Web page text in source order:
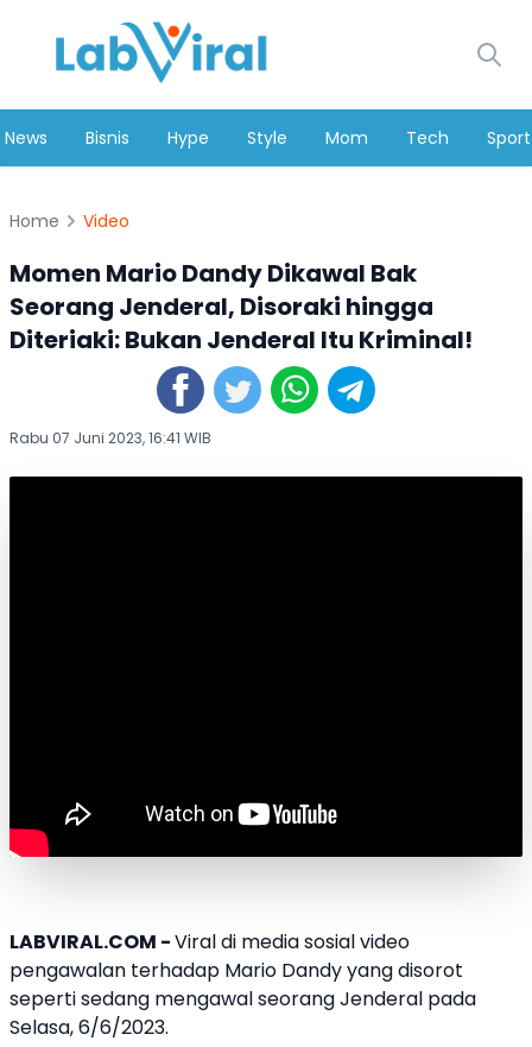
News Bisnis Hype Style Mom Tech Sport
Home Video
Momen Mario Dandy Dikawal Bak
Seorang Jenderal, Disoraki hingga
Diteriaki: Bukan Jenderal Itu Kriminal!
Rabu 07 Juni 2023, 16:41 WIB
LABVIRAL.COM -Viral di media sosial video
pengawalan terhadap Mario Dandyyang disorot
seperti sedang mengawal seorang Jenderal pada
Selasa, 6/6/2023.